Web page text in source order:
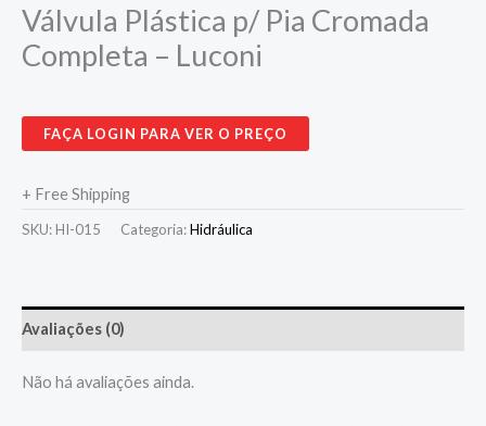
Válvula Plástica p/ Pia Cromada
Completa – Luconi
FAÇA LOGIN PARA VER O PREÇO
+ Free Shipping
SKU: HI-015 Categoria:Hidráulica
Avaliações (0)
Não há avaliações ainda.